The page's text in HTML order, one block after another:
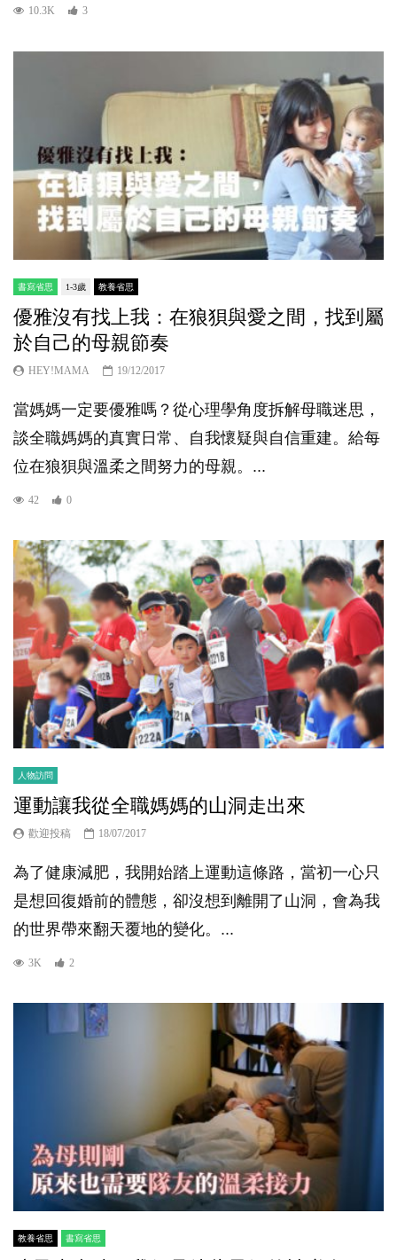
10.3K 3
書寫省思 1-3歲 教養省思
優雅沒有找上我：在狼狽與愛之間，找到屬
於自己的母親節奏
HEY!MAMA 19/12/2017
當媽媽一定要優雅嗎？從心理學角度拆解母職迷思，
談全職媽媽的真實日常、自我懷疑與自信重建。給每
位在狼狽與溫柔之間努力的母親。...
42 0
人物訪問
運動讓我從全職媽媽的山洞走出來
歡迎投稿 18/07/2017
為了健康減肥，我開始踏上運動這條路，當初一心只
是想回復婚前的體態，卻沒想到離開了山洞，會為我
的世界帶來翻天覆地的變化。...
3K 2
教養省思 書寫省思